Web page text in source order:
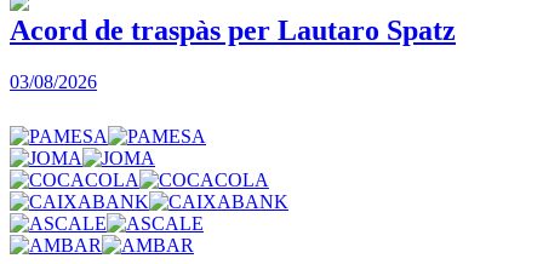
Acord de traspàs per Lautaro Spatz
03/08/2026